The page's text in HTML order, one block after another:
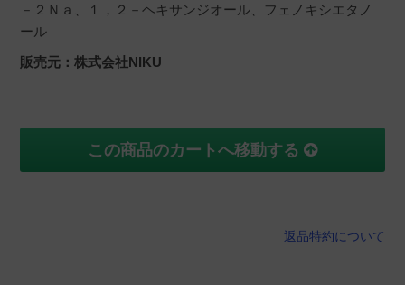
－２Ｎａ、１，２－ヘキサンジオール、フェノキシエタノ
ール
販売元：株式会社NIKU
この商品のカートへ移動する
返品特約について